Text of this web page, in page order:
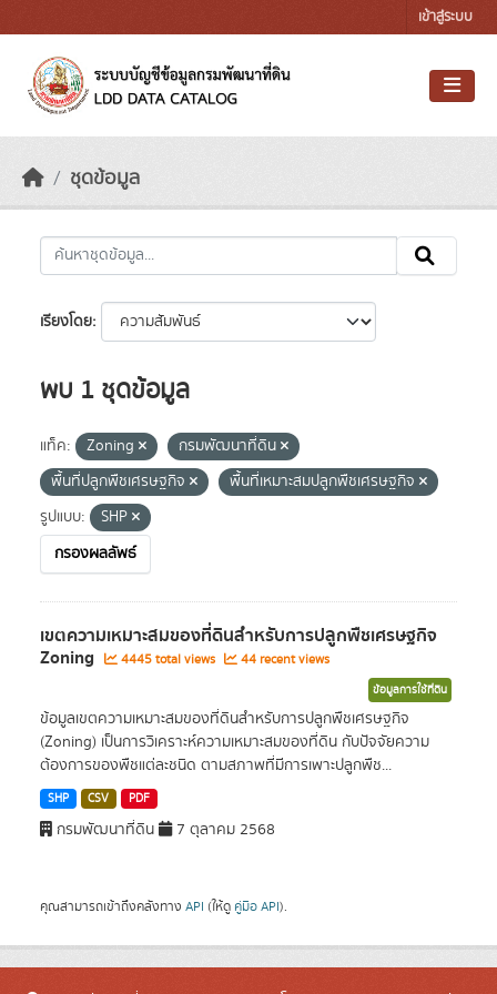
เข้าสู่ระบบ
ชุดข้อมูล
เรียงโดย
พบ 1 ชุดข้อมูล
แท็ค: Zoning
กรมพัฒนาที่ดิน
พื้นที่ปลูกพืชเศรษฐกิจ
พื้นที่เหมาะสมปลูกพืชเศรษฐกิจ
รูปแบบ:
SHP
กรองผลลัพธ์
เขตความเหมาะสมของที่ดินสำหรับการปลูกพืชเศรษฐกิจ
Zoning 4445 total views 44 recent views
ข้อมูลการใช้ที่ดิน
ข้อมูลเขตความเหมาะสมของที่ดินสำหรับการปลูกพืชเศรษฐกิจ
(Zoning) เป็นการวิเคราะห์ความเหมาะสมของที่ดิน กับปัจจัยความ
ต้องการของพืชแต่ละชนิด ตามสภาพที่มีการเพาะปลูกพืช...
SHP CSV PDF
กรมพัฒนาที่ดิน 7 ตุลาคม 2568
คุณสามารถเข้าถึงคลังทาง API (ให้ดู คู่มือ API).